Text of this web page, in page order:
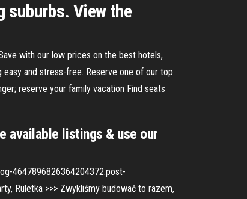
suburbs. View the
with our low prices on the best hotels,
easy and stress-free. Reserve one of our top
reserve your family vacation Find seats
available listings & use our
4647896826364204372.post-
Ruletka >>> Zwykliśmy budować to razem,